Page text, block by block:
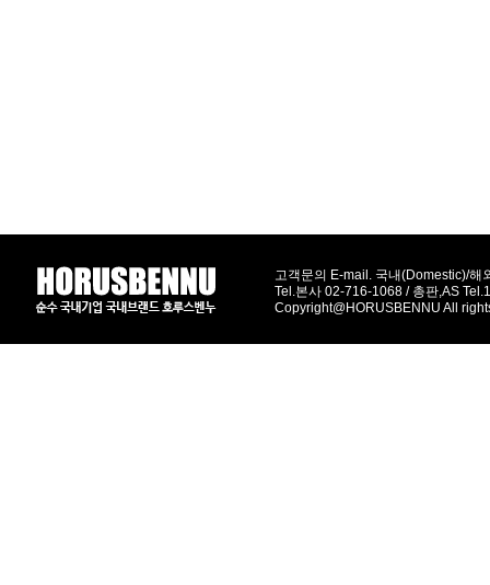
고객문의 E-mail. 국내(Domestic)/
Tel.본사 02-716-1068 / 총판,AS
Copyright@HORUSBENNU All